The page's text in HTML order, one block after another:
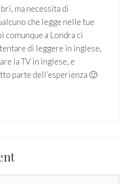
ma necessita di
che legge nelle tue
comunque a Londra ci
di leggere in inglese,
la TV in inglese, e
parte dell’esperienza 🙂